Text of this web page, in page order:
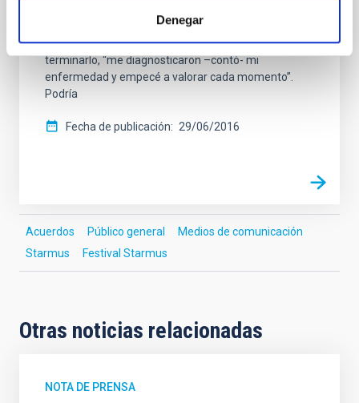
Denegar
hasta que consiguió plaza en Cambridge, donde
quería hacer el doctorado en Cosmología. Antes de
terminarlo, “me diagnosticaron –contó- mi
enfermedad y empecé a valorar cada momento”.
Podría
Fecha de publicación 29/06/2016
Acuerdos Público general
Medios de comunicación
Starmus
Festival Starmus
Otras noticias relacionadas
NOTA DE PRENSA